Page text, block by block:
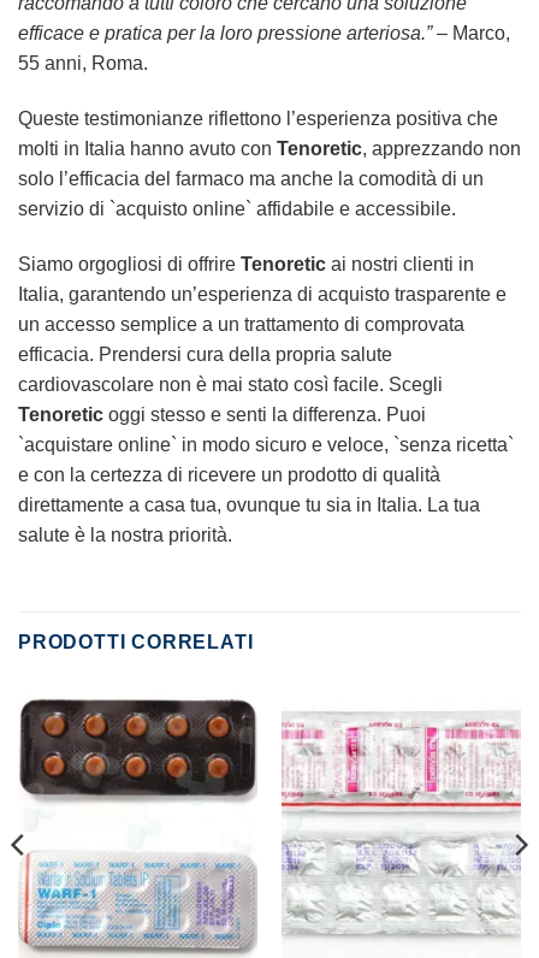
efficace e pratica per la loro pressione arteriosa.”– Marco,
55 anni, Roma.
Queste testimonianze riflettono l’esperienza positiva che
molti in Italia hanno avuto con Tenoretic, apprezzando non
solo l’efficacia del farmaco ma anche la comodità di un
servizio di `acquisto online` affidabile e accessibile.
Siamo orgogliosi di offrire Tenoretic ai nostri clienti in
Italia, garantendo un’esperienza di acquisto trasparente e
un accesso semplice a un trattamento di comprovata
efficacia. Prendersi cura della propria salute
cardiovascolare non è mai stato così facile. Scegli
Tenoretic oggi stesso e senti la differenza. Puoi
`acquistare online` in modo sicuro e veloce, `senza ricetta`
e con la certezza di ricevere un prodotto di qualità
direttamente a casa tua, ovunque tu sia in Italia. La tua
salute è la nostra priorità.
PRODOTTI CORRELATI